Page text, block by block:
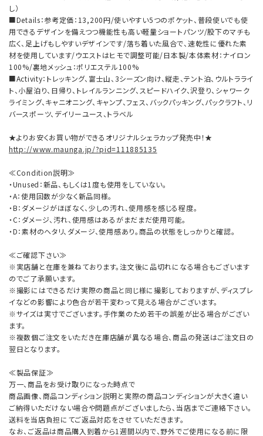
し）
■Details：参考定価：13,200円/使いやすい5つのポケット、普段使いでも使
用できるデザインを備えつつ機能性も高い軽量ショートパンツ/股下のマチも
広く、足上げもしやすいデザインです/落ち着いた風合で、速乾性に優れた素
材を使用しています/ウエストはヒモで調整可能/日本製/本体素材：ナイロン
100%/裏地メッシュ：ポリエステル100%
■Activity：トレッキング、富士山、3シーズン向け、縦走、テント泊、ウルトラライ
ト、小屋泊り、日帰り、トレイルランニング、スピードハイク、沢登り、シャワーク
ライミング、キャニオニング、キャンプ、フェス、バックパッキング、パックラフト、リ
バースポーツ、デイリーユース、トラベル
★よりお安くお買い物ができるオリジナルシェラカップ発売中！★
http://www.maunga.jp/?pid=111885135
≪Condition説明≫
・Unused：新品、もしくは1度も使用をしていない。
・A：使用回数が少なく新品同様。
・B：ダメージがほぼなく、少しの汚れ、使用感を感じる程度。
・C：ダメージ、汚れ、使用感はあるがまだまだ使用可能。
・D：素材のヘタリ、ダメージ、使用感あり。商品の状態をしっかりと確認。
≪ご確認下さい≫
※実店舗と在庫を兼ねております。注文後に品切れになる場合もございます
のでご了承願います。
※撮影にはできるだけ実際の商品と同じ様に撮影しておりますが、ディスプレ
イなどの影響により色合が若干変わって見える場合がございます。
※サイズは実寸でございます。手作業のため若干の誤差が出る場合がござい
ます。
※複数個ご注文をいただき在庫店舗が異なる場合、商品の発送はご注文日の
翌日となります。
≪製品保証≫
万一、商品をお受け取りになった時点で
商品画像、商品コンディション説明と実際の商品コンディションが大きく違い
ご納得いただけない場合や問題点がございましたら、当店までご連絡下さい。
送料を当店負担にてご返品対応をさせていただきます。
なお、ご返品は商品購入到着から1週間以内で、野外でご使用になる前に限